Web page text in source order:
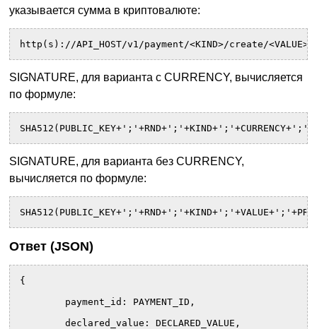
указывается сумма в криптовалюте:
http(s)://API_HOST/v1/payment/<KIND>/create/<VALUE>
SIGNATURE, для варианта с CURRENCY, вычисляется
по формуле:
SIGNATURE, для варианта без CURRENCY,
вычисляется по формуле:
Ответ (JSON)
{
	payment_id: PAYMENT_ID,
	declared_value: DECLARED_VALUE,